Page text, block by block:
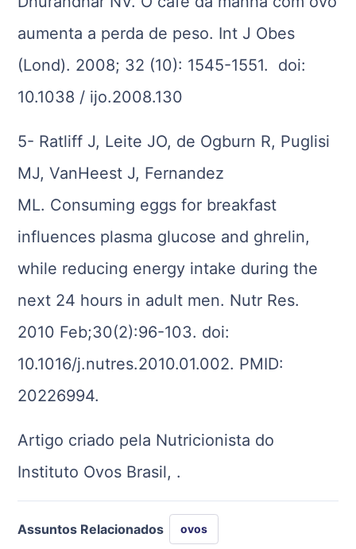
aumenta a perda de peso. Int J Obes
(Lond). 2008; 32 (10): 1545-1551. doi:
10.1038 / ijo.2008.130
5- Ratliff J, Leite JO, de Ogburn R, Puglisi
MJ, VanHeest J, Fernandez
ML. Consuming eggs for breakfast
influences plasma glucose and ghrelin,
while reducing energy intake during the
next 24 hours in adult men. Nutr Res.
2010 Feb;30(2):96-103. doi:
10.1016/j.nutres.2010.01.002. PMID:
20226994.
Artigo criado pela Nutricionista do
Instituto Ovos Brasil, .
Assuntos Relacionados ovos